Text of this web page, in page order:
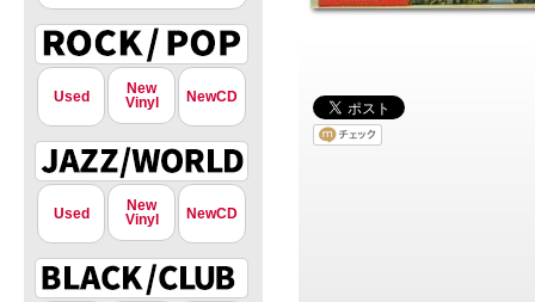
Used
New
Vinyl
NewCD
Used
New
Vinyl
NewCD